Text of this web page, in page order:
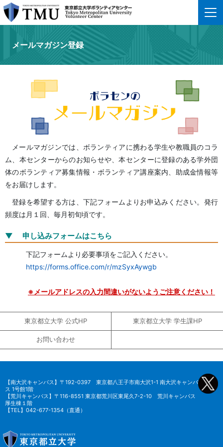
メールマガジン登録
メールマガジンでは、ボランティアに携わる学生や教職員のコラ
ム、本センターからのお知らせや、本センターに登録のある学外団
体のボランティア募集情報・ボランティア講座案内、助成金情報等
をお届けします。
登録を希望する方は、下記フォームよりお申込みください。発行
頻度は月１回、毎月初旬頃です。
申し込みフォームはこちら
下記フォームより必要事項をご記入ください。
https://forms.office.com/r/mzSyxAywgb
※メールアドレスの入力間違いがないようご注意ください！
東京都立大学 公式HP 東京都立大学 学生課HP
お問い合わせ
【南大沢キャンパス】〒192-0397 東京都八王子市南大沢1-1 南大沢キャンパ
ス 1号館1階
【荒川キャンパス】〒116-8551 東京都荒川区東尾久7-2-10 荒川キャンパス
厚生棟１階
【TEL】042-677-1354（直通）